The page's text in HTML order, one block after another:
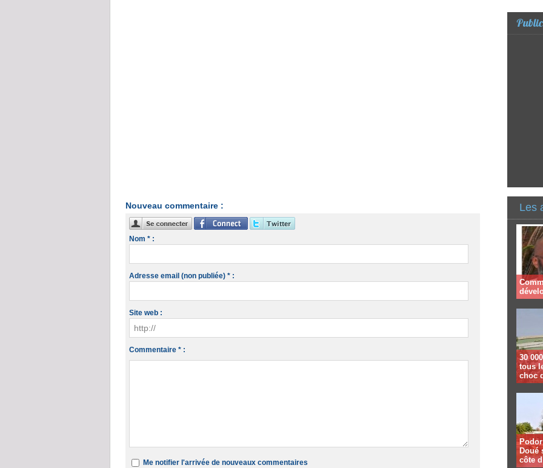
Nouveau commentaire :
Nom * :
Adresse email (non publiée) * :
Site web :
Commentaire * :
Me notifier l'arrivée de nouveaux commentaires
Les
30
tous
choc
Doué
côte